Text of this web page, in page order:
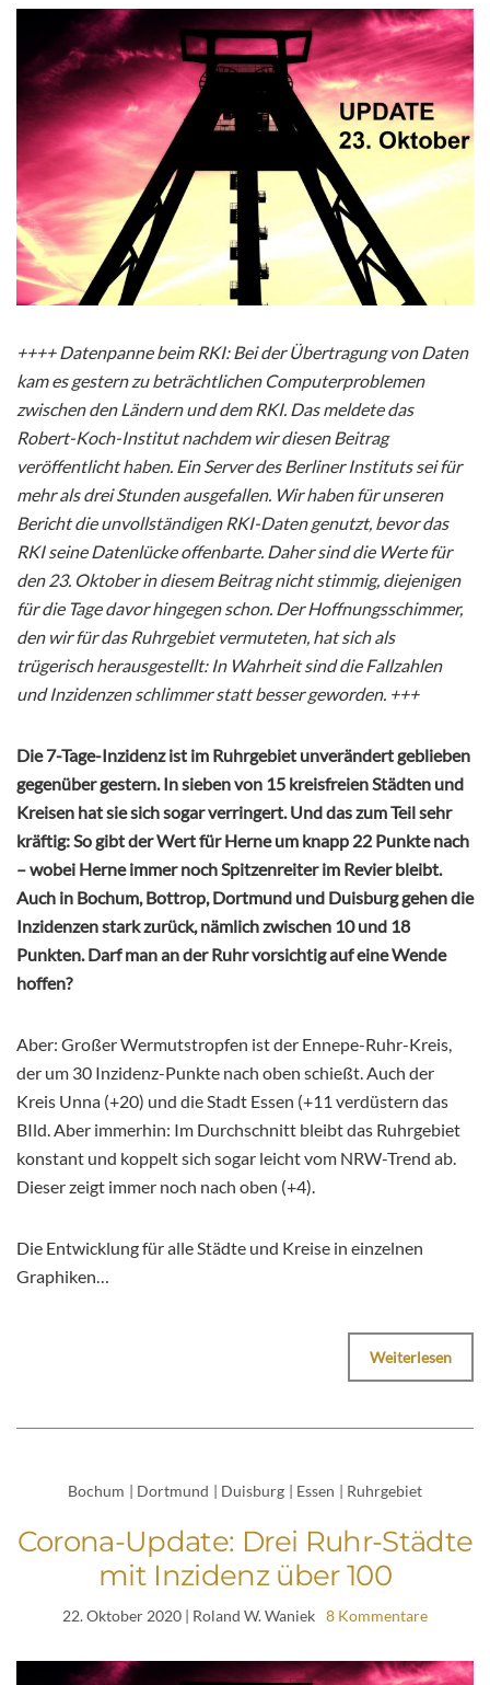
++++ Datenpanne beim RKI: Bei der Übertragung von Daten
kam es gestern zu beträchtlichen Computerproblemen
zwischen den Ländern und dem RKI. Das meldete das
Robert-Koch-Institut nachdem wir diesen Beitrag
veröffentlicht haben. Ein Server des Berliner Instituts sei für
mehr als drei Stunden ausgefallen. Wir haben für unseren
Bericht die unvollständigen RKI-Daten genutzt, bevor das
RKI seine Datenlücke offenbarte. Daher sind die Werte für
den 23. Oktober in diesem Beitrag nicht stimmig, diejenigen
für die Tage davor hingegen schon. Der Hoffnungsschimmer,
den wir für das Ruhrgebiet vermuteten, hat sich als
trügerisch herausgestellt: In Wahrheit sind die Fallzahlen
und Inzidenzen schlimmer statt besser geworden. +++
Die 7-Tage-Inzidenz ist im Ruhrgebiet unverändert geblieben
gegenüber gestern. In sieben von 15 kreisfreien Städten und
Kreisen hat sie sich sogar verringert. Und das zum Teil sehr
kräftig: So gibt der Wert für Herne um knapp 22 Punkte nach
– wobei Herne immer noch Spitzenreiter im Revier bleibt.
Auch in Bochum, Bottrop, Dortmund und Duisburg gehen die
Inzidenzen stark zurück, nämlich zwischen 10 und 18
Punkten. Darf man an der Ruhr vorsichtig auf eine Wende
hoffen?
Aber: Großer Wermutstropfen ist der Ennepe-Ruhr-Kreis,
der um 30 Inzidenz-Punkte nach oben schießt. Auch der
Kreis Unna (+20) und die Stadt Essen (+11 verdüstern das
BIld. Aber immerhin: Im Durchschnitt bleibt das Ruhrgebiet
konstant und koppelt sich sogar leicht vom NRW-Trend ab.
Dieser zeigt immer noch nach oben (+4).
Die Entwicklung für alle Städte und Kreise in einzelnen
Graphiken…
Weiterlesen
Bochum | Dortmund | Duisburg | Essen | Ruhrgebiet
Corona-Update: Drei Ruhr-Städte
mit Inzidenz über 100
22. Oktober 2020 | Roland W. Waniek 8 Kommentare